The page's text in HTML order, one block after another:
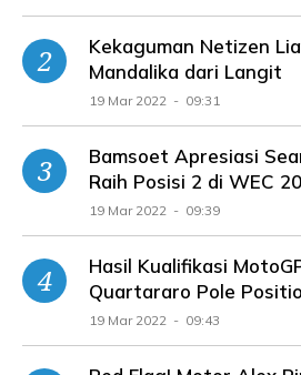
Kekaguman Netizen
Mandalika dari Langit
19 Mar 2022 - 09:31
Bamsoet Apresiasi
Raih Posisi 2 di WEC
19 Mar 2022 - 09:39
Hasil Kualifikasi
Quartararo Pole
19 Mar 2022 - 09:43